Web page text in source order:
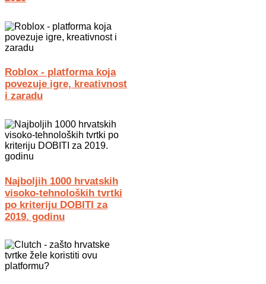
Roblox - platforma koja
povezuje igre, kreativnost
i zaradu
Najboljih 1000 hrvatskih
visoko-tehnoloških tvrtki
po kriteriju DOBITI za
2019. godinu